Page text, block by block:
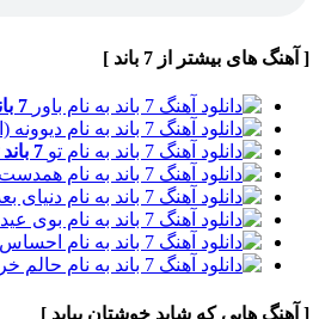
[ آهنگ های بیشتر از 7 باند ]
7 باند
7 باند
[ آهنگ هایی که شاید خوشتان بیاید ]